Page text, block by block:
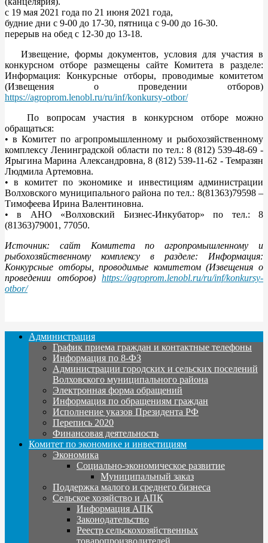
с 19 мая 2021 года по 21 июня 2021 года,
будние дни с 9-00 до 17-30, пятница с 9-00 до 16-30.
перерыв на обед с 12-30 до 13-18.
Извещение, формы документов, условия для участия в
конкурсном отборе размещены сайте Комитета в разделе:
Информация: Конкурсные отборы, проводимые комитетом
(Извещения о проведении отборов)
https://agroprom.lenobl.ru/ru/inf/konkursy-otbor/
По вопросам участия в конкурсном отборе можно
обращаться:
• в Комитет по агропромышленному и рыбохозяйственному
комплексу Ленинградской области по тел.: 8 (812) 539-48-69 -
Ярыгина Марина Александровна, 8 (812) 539-11-62 - Темразян
Людмила Артемовна.
• в комитет по экономике и инвестициям администрации
Волховского муниципального района по тел.: 8(81363)79598 –
Тимофеева Ирина Валентиновна.
• в АНО «Волховский Бизнес-Инкубатор» по тел.: 8
(81363)79001, 77050.
Источник: сайт Комитета по агропромышленному и
рыбохозяйственному комплексу в разделе: Информация:
Конкурсные отборы, проводимые комитетом (Извещения о
проведении отборов) https://agroprom.lenobl.ru/ru/inf/konkursy-
otbor/
Администрация
График приема граждан и контактные телефоны
Информация по 8-ФЗ
Администрации городских и сельских поселений
Волховского муниципального района
Электронная форма обращений
Информация по обращениям граждан
Исполнение указов Президента РФ
Перепись 2020
Финансовая деятельность
Комитет по экономике и инвестициям
Экономика
Социально-экономическое развитие
Муниципальный заказ
Поддержка малого и среднего бизнеса
Сельское хозяйство и АПК
Информация АПК
Законодательство
Реестр сельскохозяйственных
товаропроизводителей